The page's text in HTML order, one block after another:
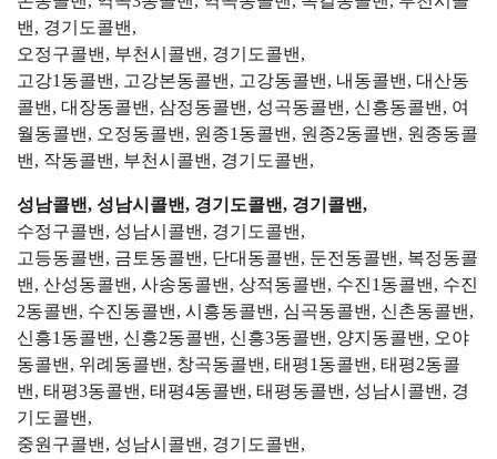
밴, 경기도콜밴,
오정구콜밴, 부천시콜밴, 경기도콜밴,
고강1동콜밴, 고강본동콜밴, 고강동콜밴, 내동콜밴, 대산동
콜밴, 대장동콜밴, 삼정동콜밴, 성곡동콜밴, 신흥동콜밴, 여
월동콜밴, 오정동콜밴, 원종1동콜밴, 원종2동콜밴, 원종동콜
밴, 작동콜밴, 부천시콜밴, 경기도콜밴,
성남콜밴, 성남시콜밴, 경기도콜밴, 경기콜밴,
수정구콜밴, 성남시콜밴, 경기도콜밴,
고등동콜밴, 금토동콜밴, 단대동콜밴, 둔전동콜밴, 복정동콜
밴, 산성동콜밴, 사송동콜밴, 상적동콜밴, 수진1동콜밴, 수진
2동콜밴, 수진동콜밴, 시흥동콜밴, 심곡동콜밴, 신촌동콜밴,
신흥1동콜밴, 신흥2동콜밴, 신흥3동콜밴, 양지동콜밴, 오야
동콜밴, 위례동콜밴, 창곡동콜밴, 태평1동콜밴, 태평2동콜
밴, 태평3동콜밴, 태평4동콜밴, 태평동콜밴, 성남시콜밴, 경
기도콜밴,
중원구콜밴, 성남시콜밴, 경기도콜밴,